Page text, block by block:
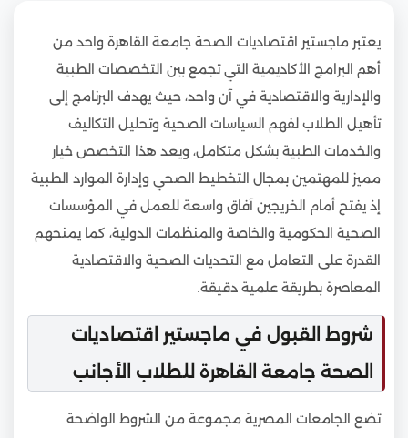
يعتبر ماجستير اقتصاديات الصحة جامعة القاهرة واحد من
أهم البرامج الأكاديمية التي تجمع بين التخصصات الطبية
والإدارية والاقتصادية في آن واحد، حيث يهدف البرنامج إلى
تأهيل الطلاب لفهم السياسات الصحية وتحليل التكاليف
والخدمات الطبية بشكل متكامل، ويعد هذا التخصص خيار
مميز للمهتمين بمجال التخطيط الصحي وإدارة الموارد الطبية
إذ يفتح أمام الخريجين آفاق واسعة للعمل في المؤسسات
الصحية الحكومية والخاصة والمنظمات الدولية، كما يمنحهم
القدرة على التعامل مع التحديات الصحية والاقتصادية
المعاصرة بطريقة علمية دقيقة.
شروط القبول في ماجستير اقتصاديات
الصحة جامعة القاهرة للطلاب الأجانب
تضع الجامعات المصرية مجموعة من الشروط الواضحة